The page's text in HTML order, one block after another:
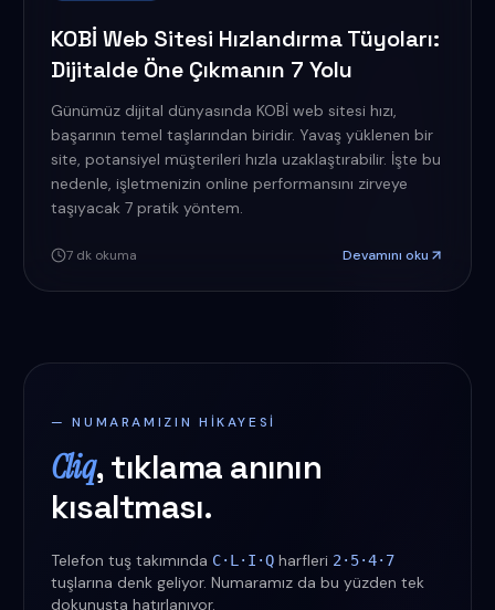
KOBİ Web Sitesi Hızlandırma Tüyoları:
Dijitalde Öne Çıkmanın 7 Yolu
Günümüz dijital dünyasında KOBİ web sitesi hızı,
başarının temel taşlarından biridir. Yavaş yüklenen bir
site, potansiyel müşterileri hızla uzaklaştırabilir. İşte bu
nedenle, işletmenizin online performansını zirveye
taşıyacak 7 pratik yöntem.
7dk okuma Devamını oku
— NUMARAMIZIN HIKAYESI
Cliq, tıklama anının
kısaltması.
Telefon tuş takımında C·L·I·Q harfleri 2·5·4·7
tuşlarına denk geliyor. Numaramız da bu yüzden tek
dokunuşta hatırlanıyor.